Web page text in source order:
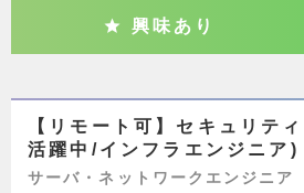
興味あり
【リモート可】セキュリテ
活躍中/インフラエンジニア)
サーバ・ネットワークエンジニア